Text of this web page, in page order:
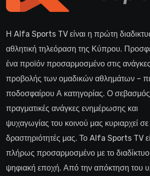
Η Alfa Sports TV είναι η πρώτη
αθλητική τηλεόραση της Κύπρου.
ένα προϊόν προσαρμοσμένο στις ανάγκες
προβολής των ομαδικών αθλημάτων –
ποδοσφαίρου Α κατηγορίας. Ο σεβασμός
πραγματικές ανάγκες ενημέρωσης και
ψυχαγωγίας του κοινού μας κυριαρχεί σε
δραστηριότητές μας. Το Alfa Sports TV
πλήρως προσαρμοσμένο με το διαδίκτυο
ψηφιακή εποχή. Από την απόκτηση του